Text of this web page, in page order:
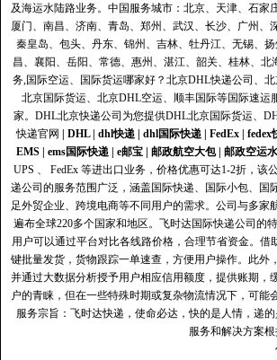
及海运水陆路业务。中国服务城市：北京、天津、石
厦门、南昌、济南、青岛、郑州、武汉、长沙、广州
秦皇岛、包头、丹东、锦州、吉林、牡丹江、无锡、
昌、襄阳、岳阳、常德、惠州、湛江、韶关、桂林、
务,国际空运、国际货运哪家好？北京DHL快递公司、
北京国际货运、北京DHL空运、顺丰国际等国际速
家。DHL北京快递公司为您提供DHL北京国际货运、
快递官网
DHL| dhl快递| dhl国际快递| FedEx| fedex
EMS| ems国际快递| e邮宝| 邮政航空大包| 邮政空运
UPS 、 FedEx 等进出口业务，价格优惠可达1-2折，
递公司的服务范围广泛，涵盖国际快递、国际小包、
足外贸企业、跨境电商等不同用户的需求。公司与多
遍布全球220多个国家和地区。飞时达国际快递公司的
用户可以通过平台对比各线路价格，合理节省资金。
键批量发货，货物跟踪一单速查，方便用户操作。此
并通过大数据分析授予用户相应信用额度，提供账期
户的青睐，但在一些特殊时期或复杂物流情况下，可
服务宗旨：飞时达快递，使命必达，快的是人情，递
服务和解决方案